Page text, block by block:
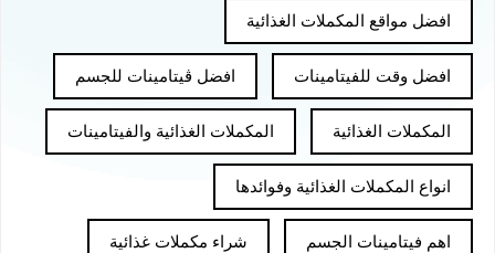
افضل مواقع المكملات الغذائية
افضل وقت للفيتامينات افضل ڤيتامينات للجسم
المكملات الغذائية المكملات الغذائية والفيتامينات
انواع المكملات الغذائية وفوائدها
اهم فيتامينات الجسم شراء مكملات غذائية